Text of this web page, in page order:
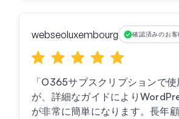
webseoluxembourg 確認済みのお客
「O365サブスクリプションで
が、詳細なガイドにより
が非常に簡単になります。長年